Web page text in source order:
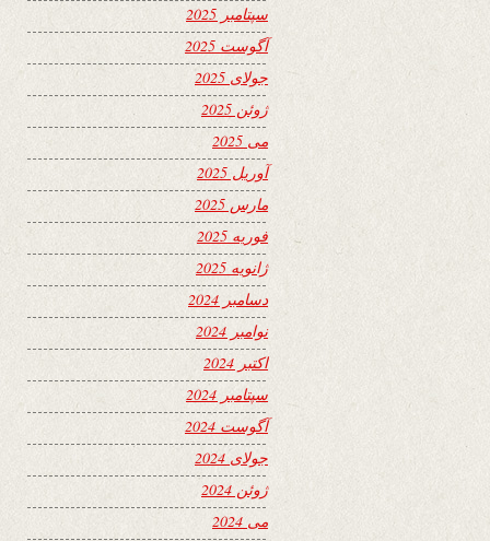
سپتامبر 2025
آگوست 2025
جولای 2025
ژوئن 2025
می 2025
آوریل 2025
مارس 2025
فوریه 2025
ژانویه 2025
دسامبر 2024
نوامبر 2024
اکتبر 2024
سپتامبر 2024
آگوست 2024
جولای 2024
ژوئن 2024
می 2024